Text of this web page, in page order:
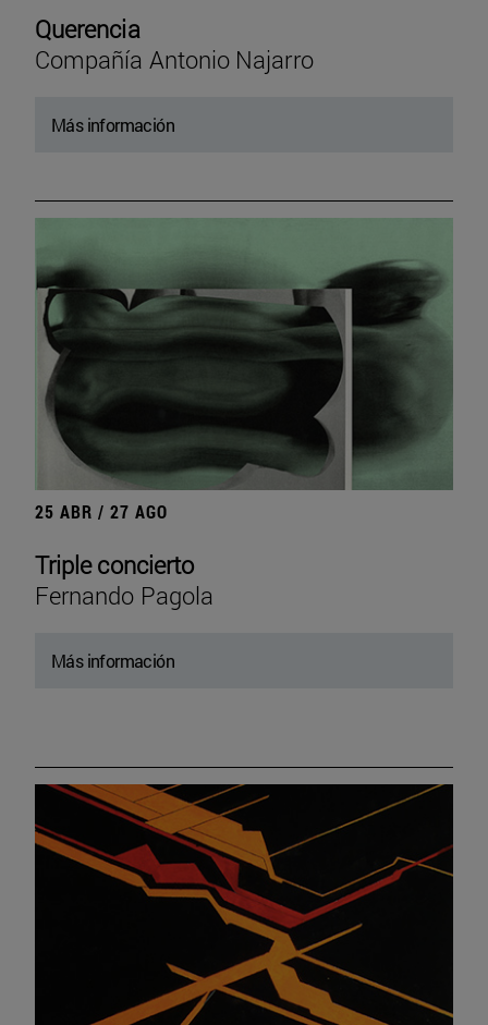
Querencia
Compañía Antonio Najarro
Más información
25 ABR / 27 AGO
Triple concierto
Fernando Pagola
Más información